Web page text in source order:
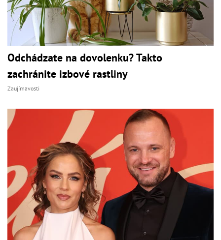
Odchádzate na dovolenku? Takto
zachránite izbové rastliny
Zaujímavosti